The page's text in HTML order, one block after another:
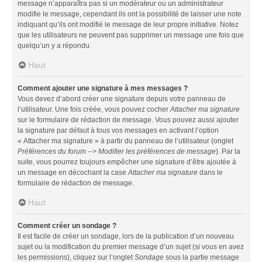
message n’apparaîtra pas si un modérateur ou un administrateur
modifie le message, cependant ils ont la possibilité de laisser une note
indiquant qu’ils ont modifié le message de leur propre initiative. Notez
que les utilisateurs ne peuvent pas supprimer un message une fois que
quelqu’un y a répondu.
Haut
Comment ajouter une signature à mes messages ?
Vous devez d’abord créer une signature depuis votre panneau de
l’utilisateur. Une fois créée, vous pouvez cocherAttacher ma signature
sur le formulaire de rédaction de message. Vous pouvez aussi ajouter
la signature par défaut à tous vos messages en activant l’option
« Attacher ma signature » à partir du panneau de l’utilisateur (onglet
Préférences du forum --> Modifier les préférences de message). Par la
suite, vous pourrez toujours empêcher une signature d’être ajoutée à
un message en décochant la caseAttacher ma signature dans le
formulaire de rédaction de message.
Haut
Comment créer un sondage ?
Il est facile de créer un sondage, lors de la publication d’un nouveau
sujet ou la modification du premier message d’un sujet (si vous en avez
les permissions), cliquez sur l’ongletSondage sous la partie message